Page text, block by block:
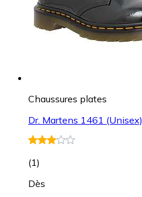
Chaussures plates
Dr. Martens 1461 (Unisex)
(1)
Dès